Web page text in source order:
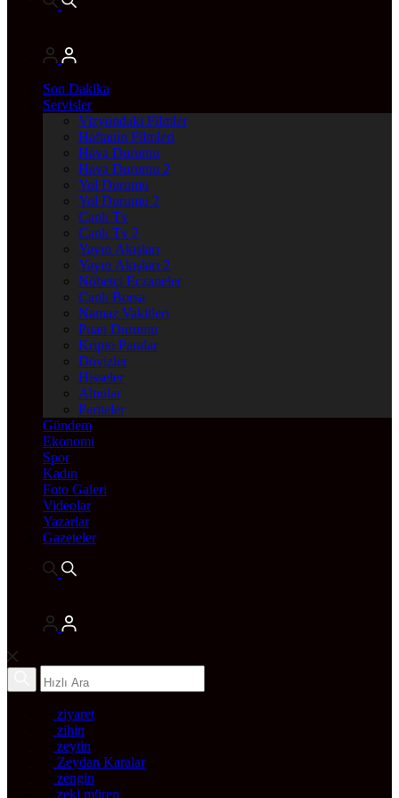
Son Dakika
Servisler
Vizyondaki Filmler
Haftanin Filmleri
Hava Durumu
Hava Durumu 2
Yol Durumu
Yol Durumu 2
Canlı Tv
Canlı Tv 2
Yayın Akışları
Yayın Akışları 2
Nöbetçi Eczaneler
Canlı Borsa
Namaz Vakitleri
Puan Durumu
Kripto Paralar
Dövizler
Hisseler
Altınlar
Pariteler
Gündem
Ekonomi
Spor
Kadın
Foto Galeri
Videolar
Yazarlar
Gazeteler
ziyaret
zihin
zeytin
Zeydan Karalar
zengin
zeki müren